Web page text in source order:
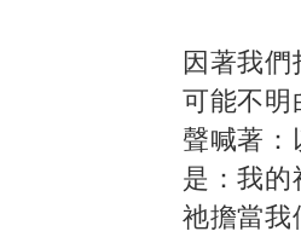
因著我
可能不明
聲喊著：
是：我的
祂擔當我